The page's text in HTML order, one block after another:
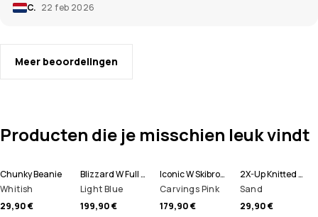
C. 22 feb 2026
Meer beoordelingen
Producten die je misschien leuk vindt
Chunky Beanie
Whitish
29,90 €
Blizzard W Full Zip Snowboard jas Dames
Light Blue
199,90 €
Iconic W Skibroek Dames
Carvings Pink
179,90 €
2X-Up Knitted Skimasker
Sand
29,90 €